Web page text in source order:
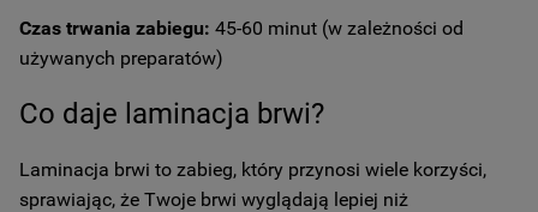
Czas trwania zabiegu: 45-60 minut (w zależności od
używanych preparatów)
Co daje laminacja brwi?
Laminacja brwi to zabieg, który przynosi wiele korzyści,
sprawiając, że Twoje brwi wyglądają lepiej niż